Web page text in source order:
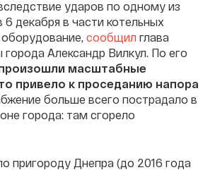
ударов по одному из
6 декабря в части котельных
сообщил глава
Александр Вилкул. По его
масштабные
привело к проседанию напора
больше всего пострадало в
города: там сгорело
пригороду Днепра (до 2016 года